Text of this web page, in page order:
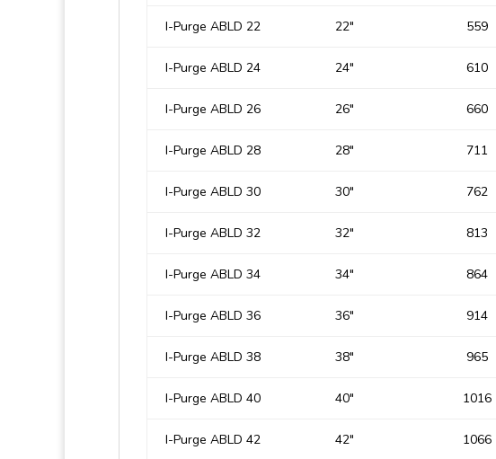
I-Purge ABLD 22 22″ 559
I-Purge ABLD 24 24″ 610
I-Purge ABLD 26 26″ 660
I-Purge ABLD 28 28″ 711
I-Purge ABLD 30 30″ 762
I-Purge ABLD 32 32″ 813
I-Purge ABLD 34 34″ 864
I-Purge ABLD 36 36″ 914
I-Purge ABLD 38 38″ 965
I-Purge ABLD 40 40″ 1016
I-Purge ABLD 42 42″ 1066